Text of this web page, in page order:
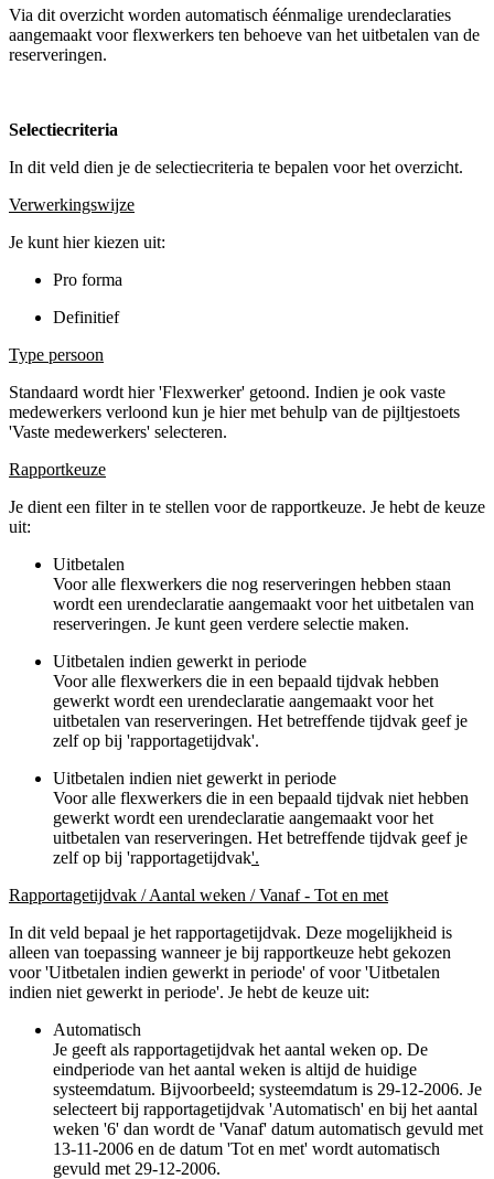
Via dit overzicht worden automatisch éénmalige urendeclaraties
aangemaakt voor flexwerkers ten behoeve van het uitbetalen van de
reserveringen.
Selectiecriteria
In dit veld dien je de selectiecriteria te bepalen voor het overzicht.
Verwerkingswijze
Je kunt hier kiezen uit:
Pro forma
Definitief
Type persoon
Standaard wordt hier 'Flexwerker' getoond. Indien je ook vaste
medewerkers verloond kun je hier met behulp van de pijltjestoets
'Vaste medewerkers' selecteren.
Rapportkeuze
Je dient een filter in te stellen voor de rapportkeuze. Je hebt de keuze
uit:
Uitbetalen
Voor alle flexwerkers die nog reserveringen hebben staan
wordt een urendeclaratie aangemaakt voor het uitbetalen van
reserveringen. Je kunt geen verdere selectie maken.
Uitbetalen indien gewerkt in periode
Voor alle flexwerkers die in een bepaald tijdvak hebben
gewerkt wordt een urendeclaratie aangemaakt voor het
uitbetalen van reserveringen. Het betreffende tijdvak geef je
zelf op bij 'rapportagetijdvak'.
Uitbetalen indien niet gewerkt in periode
Voor alle flexwerkers die in een bepaald tijdvak niet hebben
gewerkt wordt een urendeclaratie aangemaakt voor het
uitbetalen van reserveringen. Het betreffende tijdvak geef je
zelf op bij 'rapportagetijdvak'.
Rapportagetijdvak / Aantal weken / Vanaf - Tot en met
In dit veld bepaal je het rapportagetijdvak. Deze mogelijkheid is
alleen van toepassing wanneer je bij rapportkeuze hebt gekozen
voor 'Uitbetalen indien gewerkt in periode' of voor 'Uitbetalen
indien niet gewerkt in periode'. Je hebt de keuze uit:
Automatisch
Je geeft als rapportagetijdvak het aantal weken op. De
eindperiode van het aantal weken is altijd de huidige
systeemdatum. Bijvoorbeeld; systeemdatum is 29-12-2006. Je
selecteert bij rapportagetijdvak 'Automatisch' en bij het aantal
weken '6' dan wordt de 'Vanaf' datum automatisch gevuld met
13-11-2006 en de datum 'Tot en met' wordt automatisch
gevuld met 29-12-2006.